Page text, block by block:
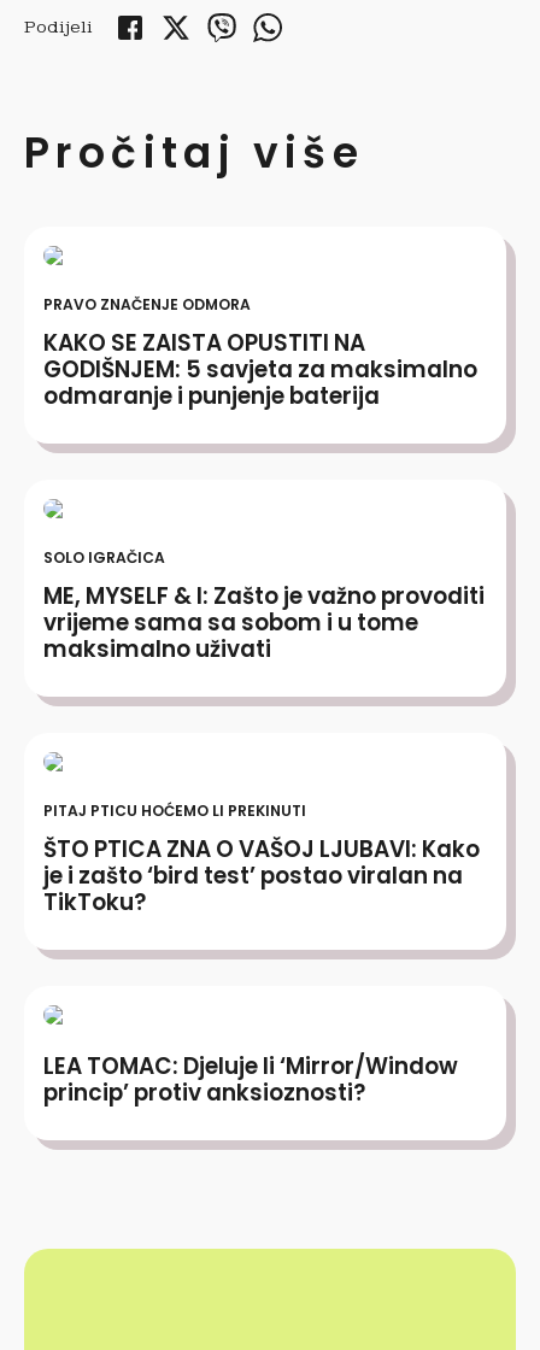
Podijeli
Pročitaj više
PRAVO ZNAČENJE ODMORA
KAKO SE ZAISTA OPUSTITI NA
GODIŠNJEM: 5 savjeta za maksimalno
odmaranje i punjenje baterija
SOLO IGRAČICA
ME, MYSELF & I: Zašto je važno provoditi
vrijeme sama sa sobom i u tome
maksimalno uživati
PITAJ PTICU HOĆEMO LI PREKINUTI
ŠTO PTICA ZNA O VAŠOJ LJUBAVI: Kako
je i zašto ‘bird test’ postao viralan na
TikToku?
LEA TOMAC: Djeluje li ‘Mirror/Window
princip’ protiv anksioznosti?